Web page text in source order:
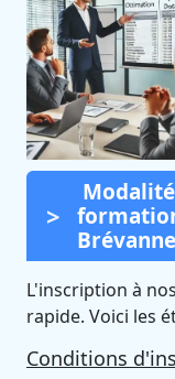
L'inscription à
rapide. Voici les
Conditions